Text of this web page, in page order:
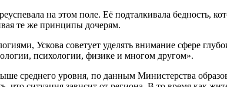
на этом поле. Её подталкивала бедность,
те же принципы дочерям.
Ускова советует уделять внимание сфере
психологии, физике и многом другом».
среднего уровня, по данным Министерства